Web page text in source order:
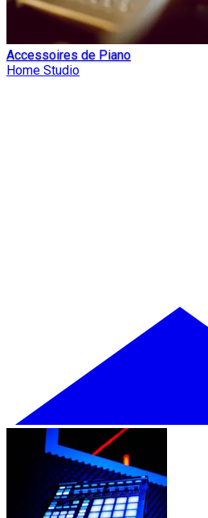
Accessoires de Piano
Home Studio